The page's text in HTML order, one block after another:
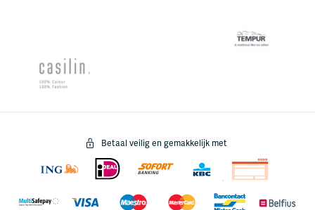
Betaal veilig en gemakkelijk met